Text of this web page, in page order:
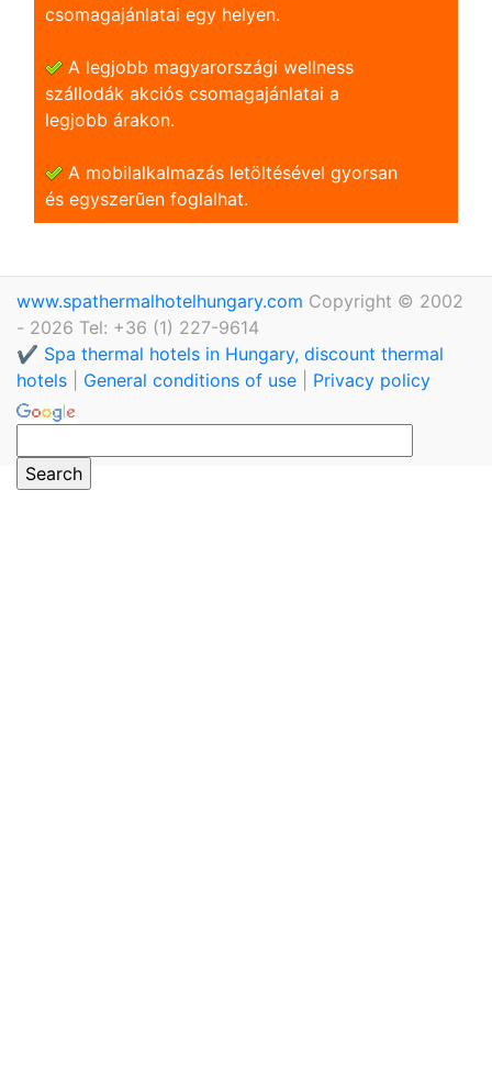
csomagajánlatai egy helyen.
A legjobb magyarországi wellness
szállodák akciós csomagajánlatai a
legjobb árakon.
A mobilalkalmazás letöltésével gyorsan
és egyszerũen foglalhat.
www.spathermalhotelhungary.com Copyright © 2002
- 2026 Tel: +36 (1) 227-9614
✔️ Spa thermal hotels in Hungary, discount thermal
hotels
General conditions of use Privacy policy